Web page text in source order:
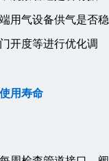
用气设备供气是否稳
开度等进行优化调
用寿命